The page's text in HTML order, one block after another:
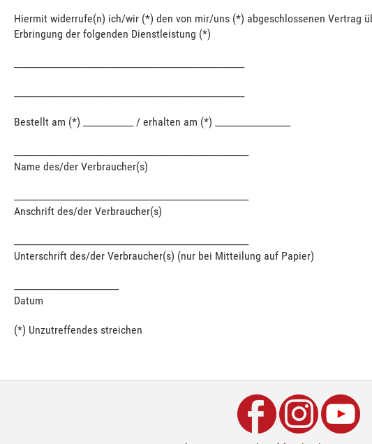
Hiermit widerrufe(n) ich/wir (*) den von mir/uns (*) abgeschlossenen Vertrag
Erbringung der folgenden Dienstleistung (*)
Bestellt am (*) ____________ / erhalten am (*) __________________
Name des/der Verbraucher(s)
Anschrift des/der Verbraucher(s)
Unterschrift des/der Verbraucher(s) (nur bei Mitteilung auf Papier)
Datum
(*) Unzutreffendes streichen